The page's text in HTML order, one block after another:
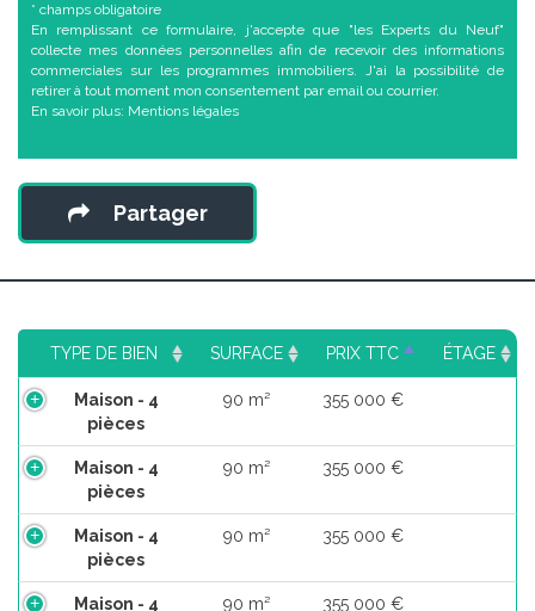
* champs obligatoire
En remplissant ce formulaire, j'accepte que "les Experts du Neuf"
collecte mes données personnelles afin de recevoir des informations
commerciales sur les programmes immobiliers. J'ai la possibilité de
retirer à tout moment mon consentement par email ou courrier.
En savoir plus: Mentions légales
Partager
TYPE DE BIEN SURFACE PRIX TTC ÉTAGE
Maison - 4
pièces
90 m² 355 000 €
Maison - 4
pièces
90 m² 355 000 €
Maison - 4
pièces
90 m² 355 000 €
Maison - 4
90 m² 355 000 €